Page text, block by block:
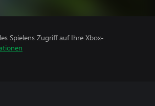
Spielens Zugriff auf Ihre Xbox-